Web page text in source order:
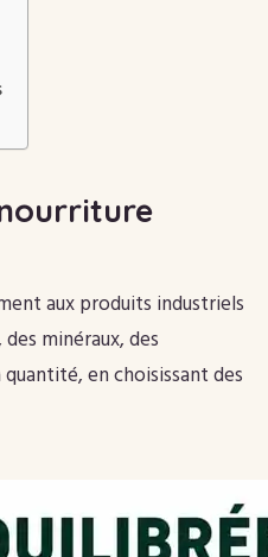
aux produits industriels
minéraux, des
en choisissant des